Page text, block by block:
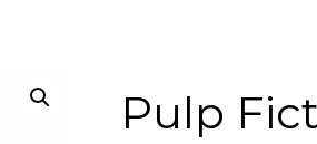
Pulp